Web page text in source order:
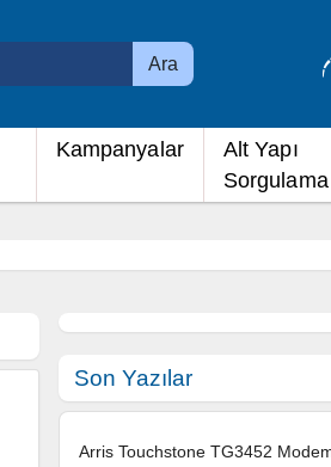
Ara
Kampanyalar
Alt Yapı
Sorgulama
Son Yazılar
Arris Touchstone TG3452